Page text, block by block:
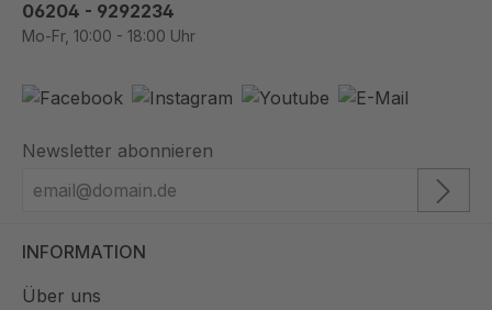
06204 - 9292234
Mo-Fr, 10:00 - 18:00 Uhr
Newsletter abonnieren
INFORMATION
Über uns